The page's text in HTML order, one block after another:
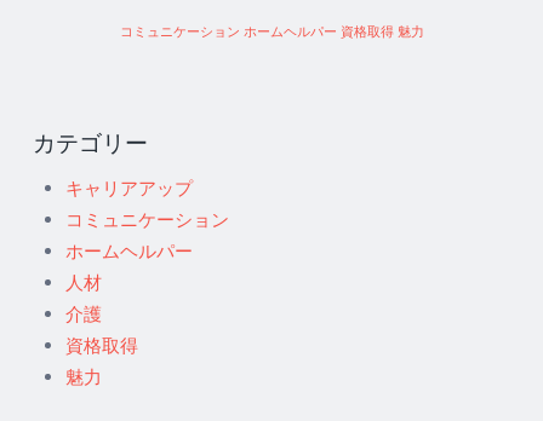
コミュニケーション ホームヘルパー 資格取得 魅力
カテゴリー
キャリアアップ
コミュニケーション
ホームヘルパー
人材
介護
資格取得
魅力